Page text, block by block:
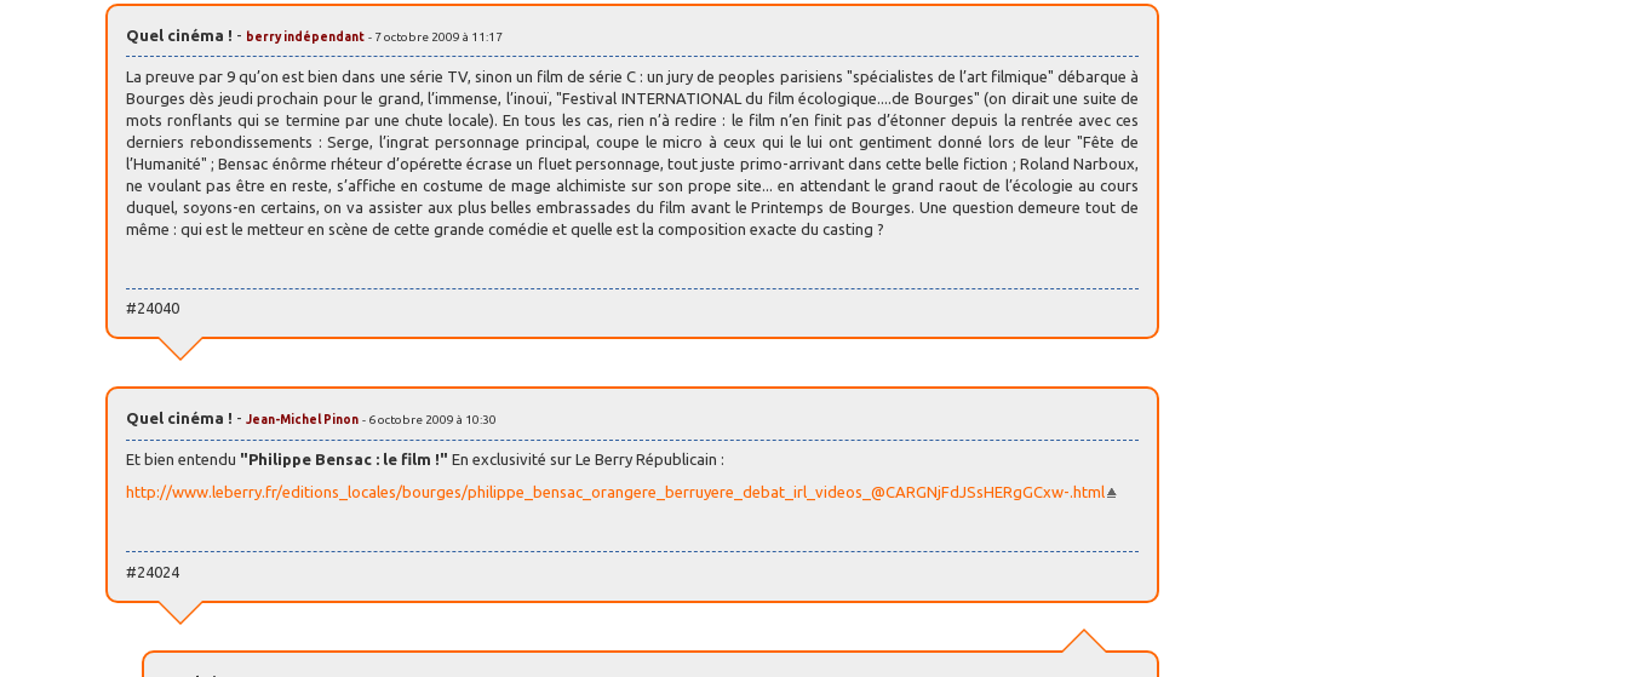
Quel cinéma ! - berry indépendant - 7 octobre 2009 à 11:17
La preuve par 9 qu’on est bien dans une série TV, sinon un film de série C : un jury de peoples parisiens "spécialistes de l’art filmique" débarque à
Bourges dès jeudi prochain pour le grand, l’immense, l’inouï, "Festival INTERNATIONAL du film écologique....de Bourges" (on dirait une suite de
mots ronflants qui se termine par une chute locale). En tous les cas, rien n’à redire : le film n’en finit pas d’étonner depuis la rentrée avec ces
derniers rebondissements : Serge, l’ingrat personnage principal, coupe le micro à ceux qui le lui ont gentiment donné lors de leur "Fête de
l’Humanité" ; Bensac énôrme rhéteur d’opérette écrase un fluet personnage, tout juste primo-arrivant dans cette belle fiction ; Roland Narboux,
ne voulant pas être en reste, s’affiche en costume de mage alchimiste sur son prope site... en attendant le grand raout de l’écologie au cours
duquel, soyons-en certains, on va assister aux plus belles embrassades du film avant le Printemps de Bourges. Une question demeure tout de
même : qui est le metteur en scène de cette grande comédie et quelle est la composition exacte du casting ?
#24040
Quel cinéma ! - Jean-Michel Pinon - 6 octobre 2009 à 10:30
Et bien entendu "Philippe Bensac : le film !" En exclusivité sur Le Berry Républicain :
http://www.leberry.fr/editions_locales/bourges/philippe_bensac_orangere_berruyere_debat_irl_videos_@CARGNjFdJSsHERgGCxw-.html
#24024